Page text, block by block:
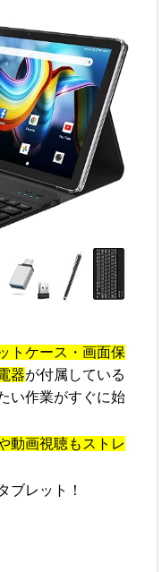
トケース・画面保
器が付属している
い作業がすぐに始
動画視聴もストレ
ブレット！